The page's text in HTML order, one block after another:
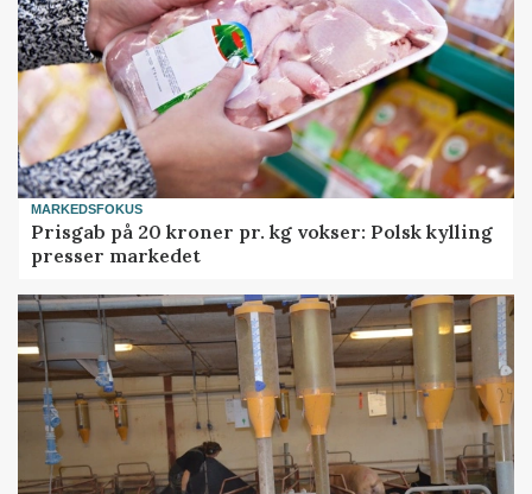
MARKEDSFOKUS
Prisgab på 20 kroner pr. kg vokser: Polsk kylling
presser markedet